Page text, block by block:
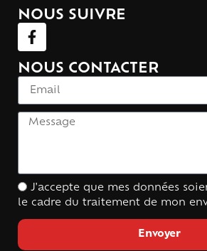
NOUS SUIVRE
NOUS CONTACTER
J'accepte que mes données
le cadre du traitement de mon
Envoyer